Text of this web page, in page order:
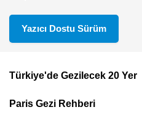
Yazıcı Dostu Sürüm
Top
Türkiye'de Gezilecek 20 Yer
Paris Gezi Rehberi